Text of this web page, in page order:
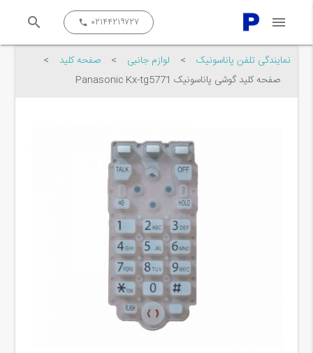
close menu ۰۲۱۴۴۲۱۹۷۲۷ call
search
نمایندگی تلفن پاناسونیک > لوازم جانبی > صفحه کلید
>
صفحه کلید گوشی پاناسونیک Panasonic Kx-tg5771